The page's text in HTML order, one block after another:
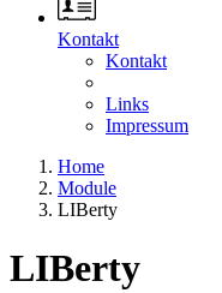
Kontakt
Kontakt
Links
Impressum
Home
Module
LIBerty
LIBerty